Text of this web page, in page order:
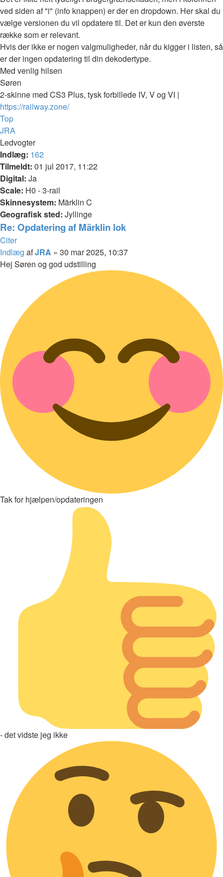
ved siden af "i" (info knappen) er der en dropdown. Her skal du
vælge versionen du vil opdatere til. Det er kun den øverste
række som er relevant.
Hvis der ikke er nogen valgmuligheder, når du kigger i listen, så
er der ingen opdatering til din dekodertype.
Med venlig hilsen
Søren
2-skinne med CS3 Plus, tysk forbillede IV, V og VI |
https://railway.zone/
Top
JRA
Ledvogter
Indlæg: 162
Tilmeldt: 01 jul 2017, 11:22
Digital: Ja
Scale: H0 - 3-rail
Skinnesystem: Märklin C
Geografisk sted: Jyllinge
Re: Opdatering af Märklin lok
Citer
Indlæg afJRA » 30 mar 2025, 10:37
Hej Søren og god udstilling
Tak for hjælpen/opdateringen
- det vidste jeg ikke